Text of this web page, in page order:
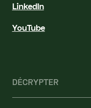
LinkedIn
YouTube
DÉCRYPTER